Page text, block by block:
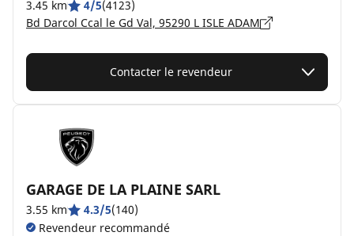
3.45 km 4/5(4123)
Bd Darcol Ccal le Gd Val, 95290 L ISLE ADAM
Contacter le revendeur
GARAGE DE LA PLAINE SARL
3.55 km 4.3/5(140)
Revendeur recommandé